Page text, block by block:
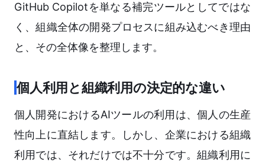
GitHub Copilotを単なる補完ツールとしてではな
く、組織全体の開発プロセスに組み込むべき理由
と、その全体像を整理します。
個人利用と組織利用の決定的な違い
個人開発におけるAIツールの利用は、個人の生産
性向上に直結します。しかし、企業における組織
利用では、それだけでは不十分です。組織利用に